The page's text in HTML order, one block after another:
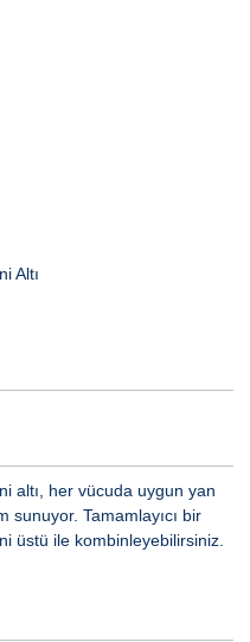
Altı
altı, her vücuda uygun yan
sunuyor. Tamamlayıcı bir
üstü ile kombinleyebilirsiniz.